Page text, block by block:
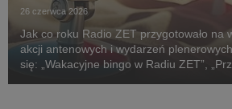
26 czerwca 2026
Jak co roku Radio ZET przygotowało na
akcji antenowych i wydarzeń
się: „Wakacyjne bingo w Radiu ZET”,